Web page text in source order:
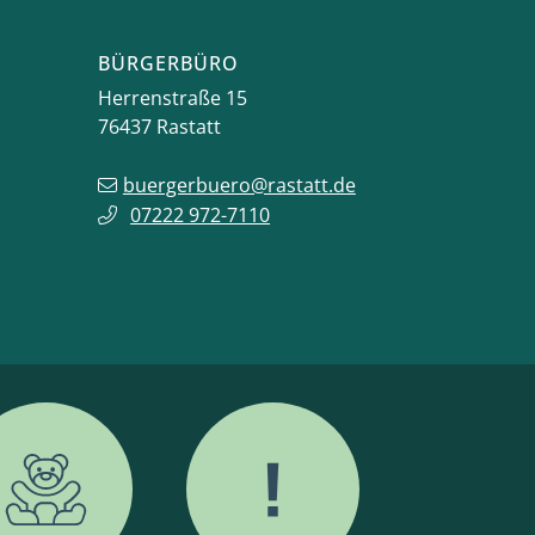
BÜRGERBÜRO
Herrenstraße 15
76437 Rastatt
buergerbuero@rastatt.de
07222 972-7110